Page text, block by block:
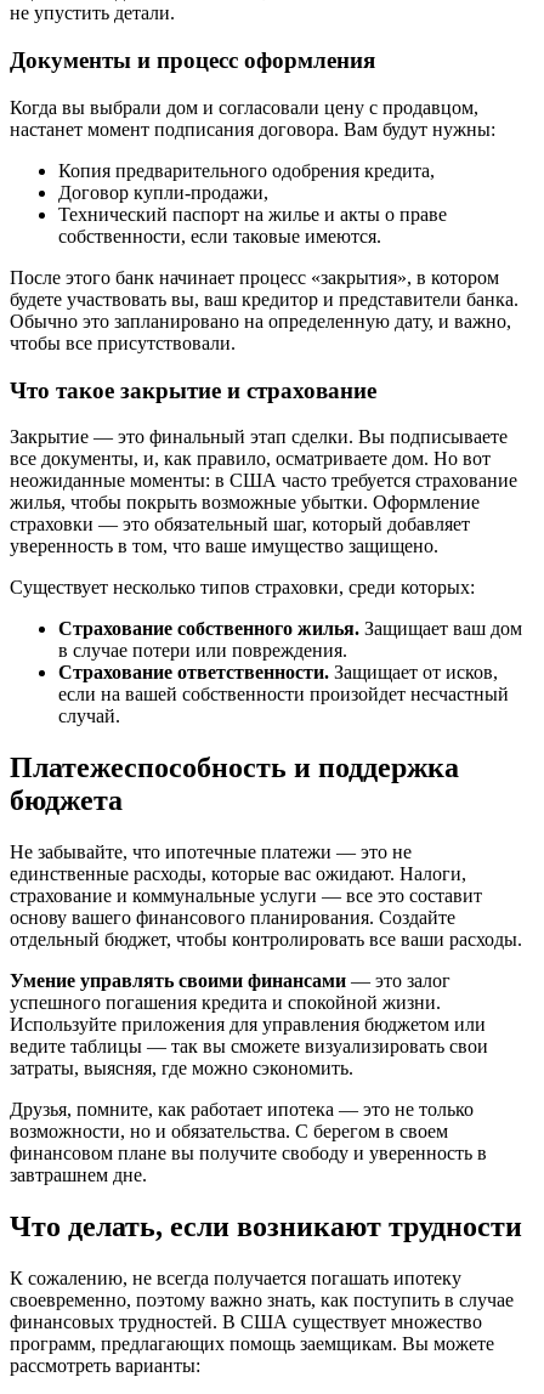
не упустить детали.
Документы и процесс оформления
Когда вы выбрали дом и согласовали цену с продавцом,
настанет момент подписания договора. Вам будут нужны:
Копия предварительного одобрения кредита,
Договор купли-продажи,
Технический паспорт на жилье и акты о праве
собственности, если таковые имеются.
После этого банк начинает процесс «закрытия», в котором
будете участвовать вы, ваш кредитор и представители банка.
Обычно это запланировано на определенную дату, и важно,
чтобы все присутствовали.
Что такое закрытие и страхование
Закрытие — это финальный этап сделки. Вы подписываете
все документы, и, как правило, осматриваете дом. Но вот
неожиданные моменты: в США часто требуется страхование
жилья, чтобы покрыть возможные убытки. Оформление
страховки — это обязательный шаг, который добавляет
уверенность в том, что ваше имущество защищено.
Существует несколько типов страховки, среди которых:
Страхование собственного жилья. Защищает ваш дом
в случае потери или повреждения.
Страхование ответственности. Защищает от исков,
если на вашей собственности произойдет несчастный
случай.
Платежеспособность и поддержка
бюджета
Не забывайте, что ипотечные платежи — это не
единственные расходы, которые вас ожидают. Налоги,
страхование и коммунальные услуги — все это составит
основу вашего финансового планирования. Создайте
отдельный бюджет, чтобы контролировать все ваши расходы.
Умение управлять своими финансами — это залог
успешного погашения кредита и спокойной жизни.
Используйте приложения для управления бюджетом или
ведите таблицы — так вы сможете визуализировать свои
затраты, выясняя, где можно сэкономить.
Друзья, помните, как работает ипотека — это не только
возможности, но и обязательства. С берегом в своем
финансовом плане вы получите свободу и уверенность в
завтрашнем дне.
Что делать, если возникают трудности
К сожалению, не всегда получается погашать ипотеку
своевременно, поэтому важно знать, как поступить в случае
финансовых трудностей. В США существует множество
программ, предлагающих помощь заемщикам. Вы можете
рассмотреть варианты: